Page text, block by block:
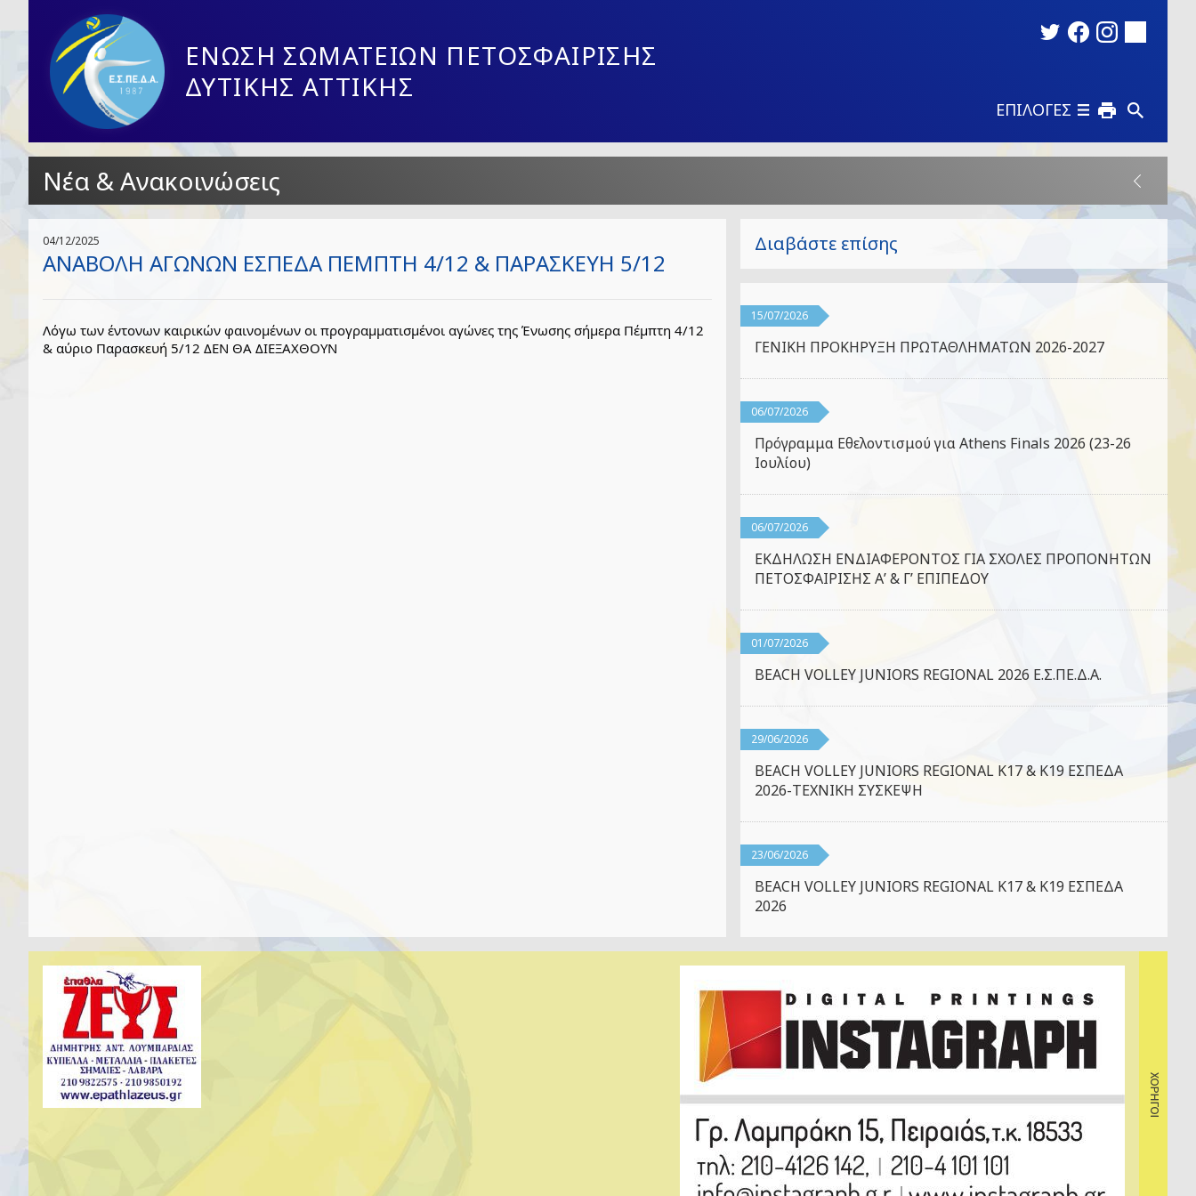
ΕΝΩΣΗ ΣΩΜΑΤΕΙΩΝ ΠΕΤΟΣΦΑΙΡΙΣΗΣ
ΔΥΤΙΚΗΣ ΑΤΤΙΚΗΣ
ΕΠΙΛΟΓΕΣ
Νέα & Ανακοινώσεις
04/12/2025
ΑΝΑΒΟΛΗ ΑΓΩΝΩΝ ΕΣΠΕΔΑ ΠΕΜΠΤΗ 4/12 & ΠΑΡΑΣΚΕΥΗ 5/12
Λόγω των έντονων καιρικών φαινομένων οι προγραμματισμένοι αγώνες της Ένωσης σήμερα Πέμπτη 4/12
& αύριο Παρασκευή 5/12 ΔΕΝ ΘΑ ΔΙΕΞΑΧΘΟΥΝ
Διαβάστε επίσης
15/07/2026
ΓΕΝΙΚΗ ΠΡΟΚΗΡΥΞΗ ΠΡΩΤΑΘΛΗΜΑΤΩΝ 2026-2027
06/07/2026
Πρόγραμμα Εθελοντισμού για Athens Finals 2026 (23-26
Ιουλίου)
06/07/2026
ΕΚΔΗΛΩΣΗ ΕΝΔΙΑΦΕΡΟΝΤΟΣ ΓΙΑ ΣΧΟΛΕΣ ΠΡΟΠΟΝΗΤΩΝ
ΠΕΤΟΣΦΑΙΡΙΣΗΣ Α’ & Γ’ ΕΠΙΠΕΔΟΥ
01/07/2026
BEACH VOLLEY JUNIORS REGIONAL 2026 Ε.Σ.ΠΕ.Δ.Α.
29/06/2026
BEACH VOLLEY JUNIORS REGIONAL K17 & K19 ΕΣΠΕΔΑ
2026-ΤΕΧΝΙΚΗ ΣΥΣΚΕΨΗ
23/06/2026
BEACH VOLLEY JUNIORS REGIONAL K17 & K19 ΕΣΠΕΔΑ
2026